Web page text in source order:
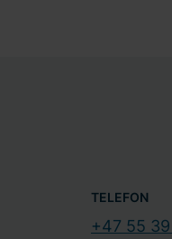
TELEFON
+47 55